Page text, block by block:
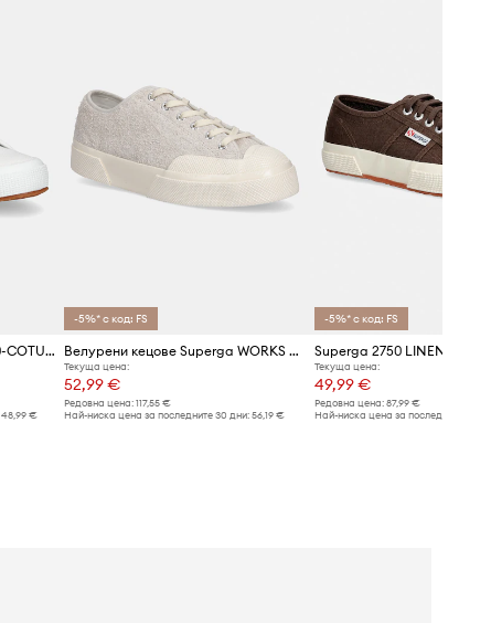
Superga - Ниски кецове 2750-COTU CLASSIC
48,99 €
-5%* с код: FS
Велурени кецове Superga WORKS HAIRY SUEDE
Текуща цена:
52,99 €
Редовна цена:117,55 €
Най-ниска цена за последните 30 дни:56,19 €
-5%* с код: FS
Текуща цена:
49,99 €
Редовна цена: 87,99 €
Най-ниска цена за последните 30